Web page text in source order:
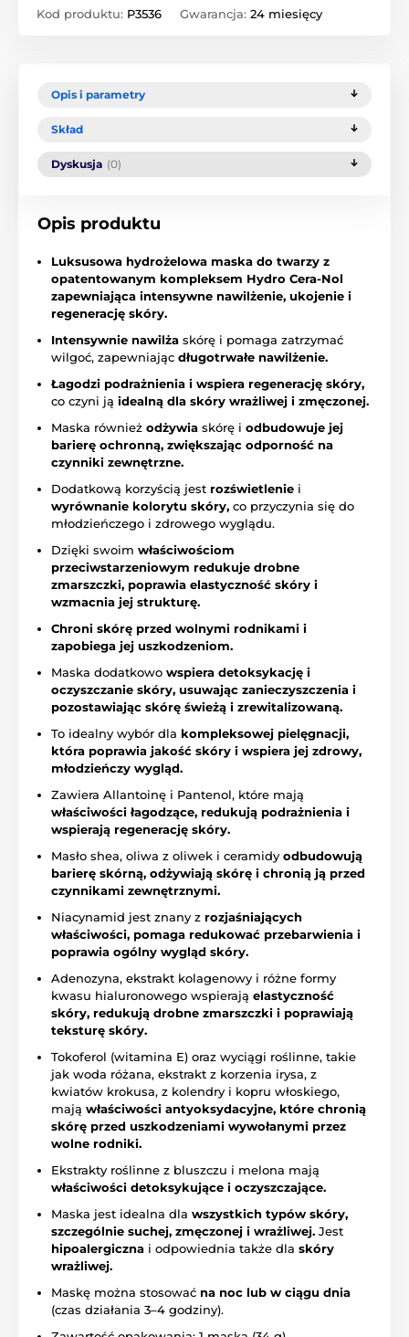
Kod produktu: P3536 Gwarancja: 24 miesięcy
Opis i parametry
Skład
Dyskusja (0)
Opis produktu
Luksusowa hydrożelowa maska do twarzy z
opatentowanym kompleksem Hydro Cera-Nol
zapewniająca intensywne nawilżenie, ukojenie i
regenerację skóry.
Intensywnie nawilża skórę i pomaga zatrzymać
wilgoć, zapewniając długotrwałe nawilżenie.
Łagodzi podrażnienia i wspiera regenerację skóry,
co czyni ją idealną dla skóry wrażliwej i zmęczonej.
Maska również odżywia skórę i odbudowuje jej
barierę ochronną, zwiększając odporność na
czynniki zewnętrzne.
Dodatkową korzyścią jest rozświetlenie i
wyrównanie kolorytu skóry, co przyczynia się do
młodzieńczego i zdrowego wyglądu.
Dzięki swoim właściwościom
przeciwstarzeniowym redukuje drobne
zmarszczki, poprawia elastyczność skóry i
wzmacnia jej strukturę.
Chroni skórę przed wolnymi rodnikami i
zapobiega jej uszkodzeniom.
Maska dodatkowo wspiera detoksykację i
oczyszczanie skóry, usuwając zanieczyszczenia i
pozostawiając skórę świeżą i zrewitalizowaną.
To idealny wybór dla kompleksowej pielęgnacji,
która poprawia jakość skóry i wspiera jej zdrowy,
młodzieńczy wygląd.
Zawiera Allantoinę i Pantenol, które mają
właściwości łagodzące, redukują podrażnienia i
wspierają regenerację skóry.
Masło shea, oliwa z oliwek i ceramidy odbudowują
barierę skórną, odżywiają skórę i chronią ją przed
czynnikami zewnętrznymi.
Niacynamid jest znany z rozjaśniających
właściwości, pomaga redukować przebarwienia i
poprawia ogólny wygląd skóry.
Adenozyna, ekstrakt kolagenowy i różne formy
kwasu hialuronowego wspierają elastyczność
skóry, redukują drobne zmarszczki i poprawiają
teksturę skóry.
Tokoferol (witamina E) oraz wyciągi roślinne, takie
jak woda różana, ekstrakt z korzenia irysa, z
kwiatów krokusa, z kolendry i kopru włoskiego,
mają właściwości antyoksydacyjne, które chronią
skórę przed uszkodzeniami wywołanymi przez
wolne rodniki.
Ekstrakty roślinne z bluszczu i melona mają
właściwości detoksykujące i oczyszczające.
Maska jest idealna dla wszystkich typów skóry,
szczególnie suchej, zmęczonej i wrażliwej. Jest
hipoalergiczna i odpowiednia także dla skóry
wrażliwej.
Maskę można stosować na noc lub w ciągu dnia
(czas działania 3–4 godziny).